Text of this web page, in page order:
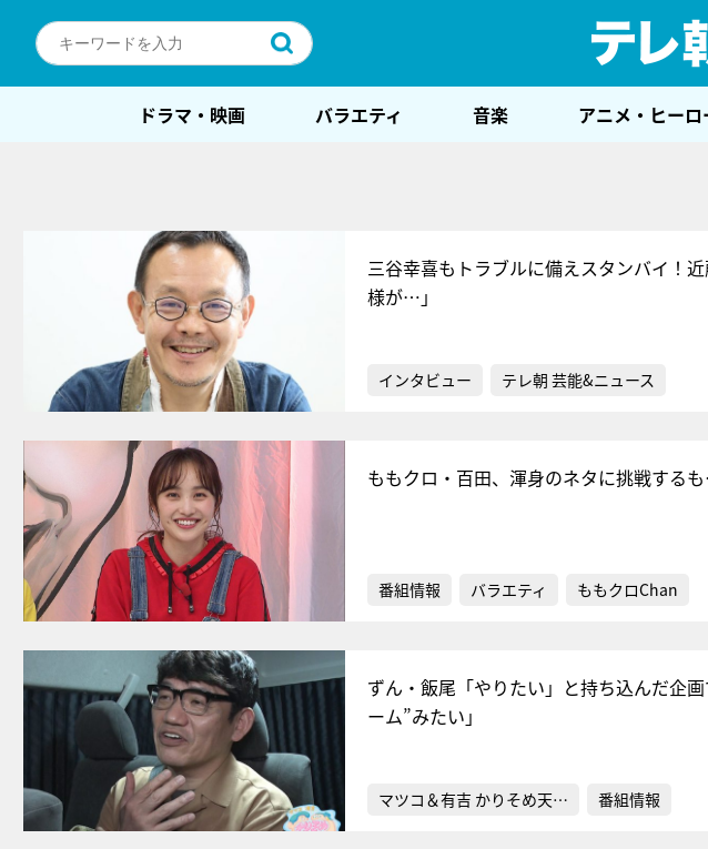
ドラマ・映画 バラエティ 音楽 アニメ・ヒーロ
三谷幸喜もトラブルに備えスタンバイ！
様が…」
インタビュー テレ朝 芸能&ニュース
ももクロ・百田、渾身のネタに挑戦する
番組情報 バラエティ ももクロChan
ずん・飯尾「やりたい」と持ち込んだ企
ーム”みたい」
マツコ＆有吉 かりそめ天… 番組情報